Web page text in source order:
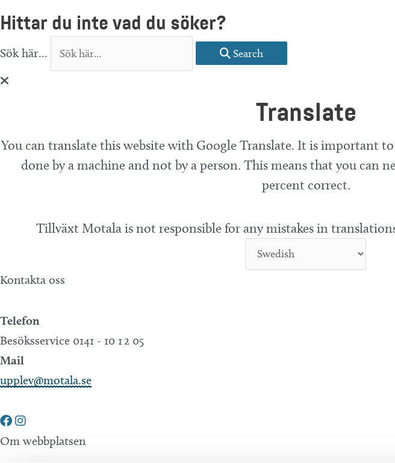
Hittar du inte vad du söker?
Sök här... Search
Translate
You can translate this website with Google Translate. It is important
done by a machine and not by a person. This means that you can
percent correct.
Tillväxt Motala is not responsible for any mistakes in
Kontakta oss
Telefon
Besöksservice 0141 - 10 1 2 05
Mail
upplev@motala.se
Om webbplatsen